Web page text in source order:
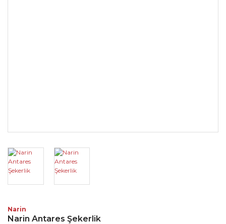
Narin
Narin Antares Şekerlik